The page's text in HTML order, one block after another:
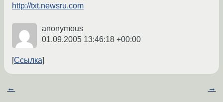
http://txt.newsru.com
anonymous
01.09.2005 13:46:18 +00:00
Ссылка
← →